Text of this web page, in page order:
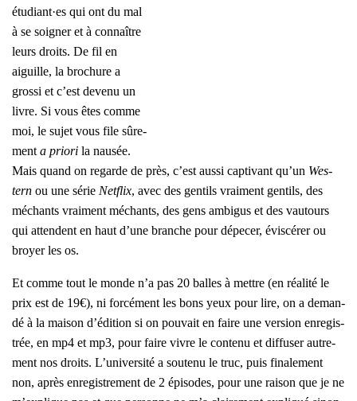
étudiant·es qui ont du mal
à se soi­gner et à connaître
leurs droits. De fil en
aiguille, la bro­chure a
gros­si et c’est deve­nu un
livre. Si vous êtes comme
moi, le sujet vous file sûre­
ment a prio­ri la nau­sée.
Mais quand on regarde de près, c’est aus­si cap­ti­vant qu’un Wes­
tern ou une série Net­flix, avec des gen­tils vrai­ment gen­tils, des
méchants vrai­ment méchants, des gens ambi­gus et des vau­tours
qui attendent en haut d’une branche pour dépe­cer, évis­cé­rer ou
broyer les os.
Et comme tout le monde n’a pas 20 balles à mettre (en réa­li­té le
prix est de 19€), ni for­cé­ment les bons yeux pour lire, on a deman­
dé à la mai­son d’é­di­tion si on pou­vait en faire une ver­sion enre­gis­
trée, en mp4 et mp3, pour faire vivre le conte­nu et dif­fu­ser autre­
ment nos droits. L’u­ni­ver­si­té a sou­te­nu le truc, puis fina­le­ment
non, après enre­gis­tre­ment de 2 épi­sodes, pour une rai­son que je ne